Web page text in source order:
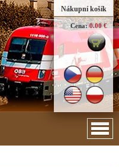
Nákupní košík
Cena: 0.00 €